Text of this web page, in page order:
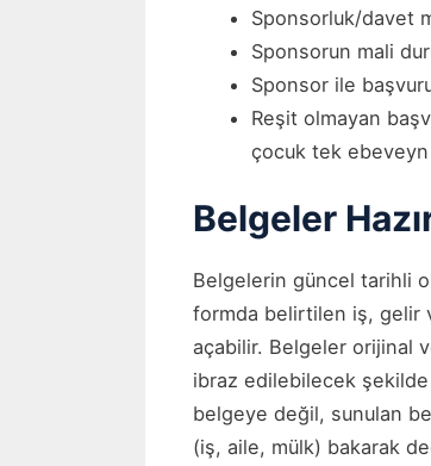
Sponsorluk/davet
Sponsorun mali
Sponsor ile
Reşit olmayan
çocuk tek
Belgeler
Belgelerin güncel tarihli
formda belirtilen iş, gelir
açabilir. Belgeler orijinal
ibraz edilebilecek şekilde
belgeye değil, sunulan
(iş, aile, mülk) bakarak